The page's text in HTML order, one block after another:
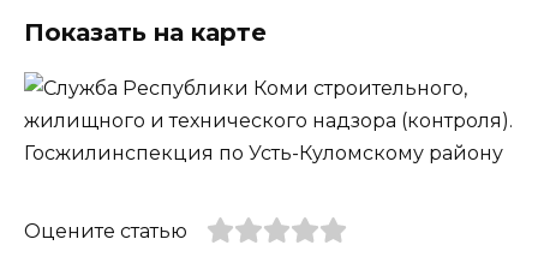
Показать на карте
Оцените статью